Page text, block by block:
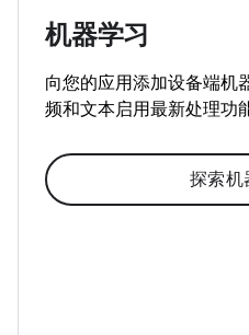
机器学习
向您的应用添加设备端机
频和文本启用最新处理功
探索机